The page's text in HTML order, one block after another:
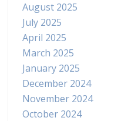
August 2025
July 2025
April 2025
March 2025
January 2025
December 2024
November 2024
October 2024